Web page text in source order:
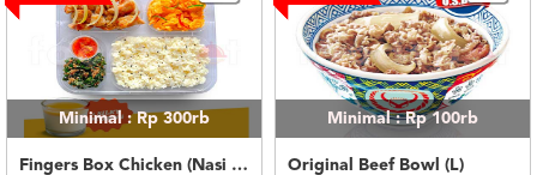
Minimal : Rp 300rb
Fingers Box Chicken (Nasi Putih) Silky Pudding
Minimal : Rp 100rb
Original Beef Bowl (L)